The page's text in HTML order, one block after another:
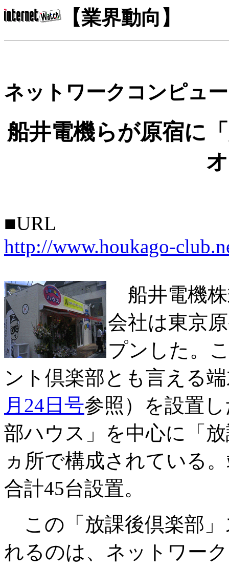
【業界動向】
ネットワークコンピュ
船井電機らが原宿に
■URL
http://www.houkago-
船井電機株
会社は東京
プンした。
ント倶楽部とも言える
月24日号参照）を設置
部ハウス」を中心に「
ヵ所で構成されている
合計45台設置。
この「放課後倶楽部
れるのは、ネットワー